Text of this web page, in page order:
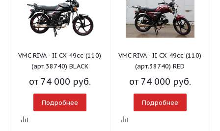
VMC RIVA - II CX 49cc (110)
(арт.38740) BLACK
от 74 000 руб.
Подробнее
VMC RIVA - II CX 49cc (110)
(арт.38740) RED
от 74 000 руб.
Подробнее